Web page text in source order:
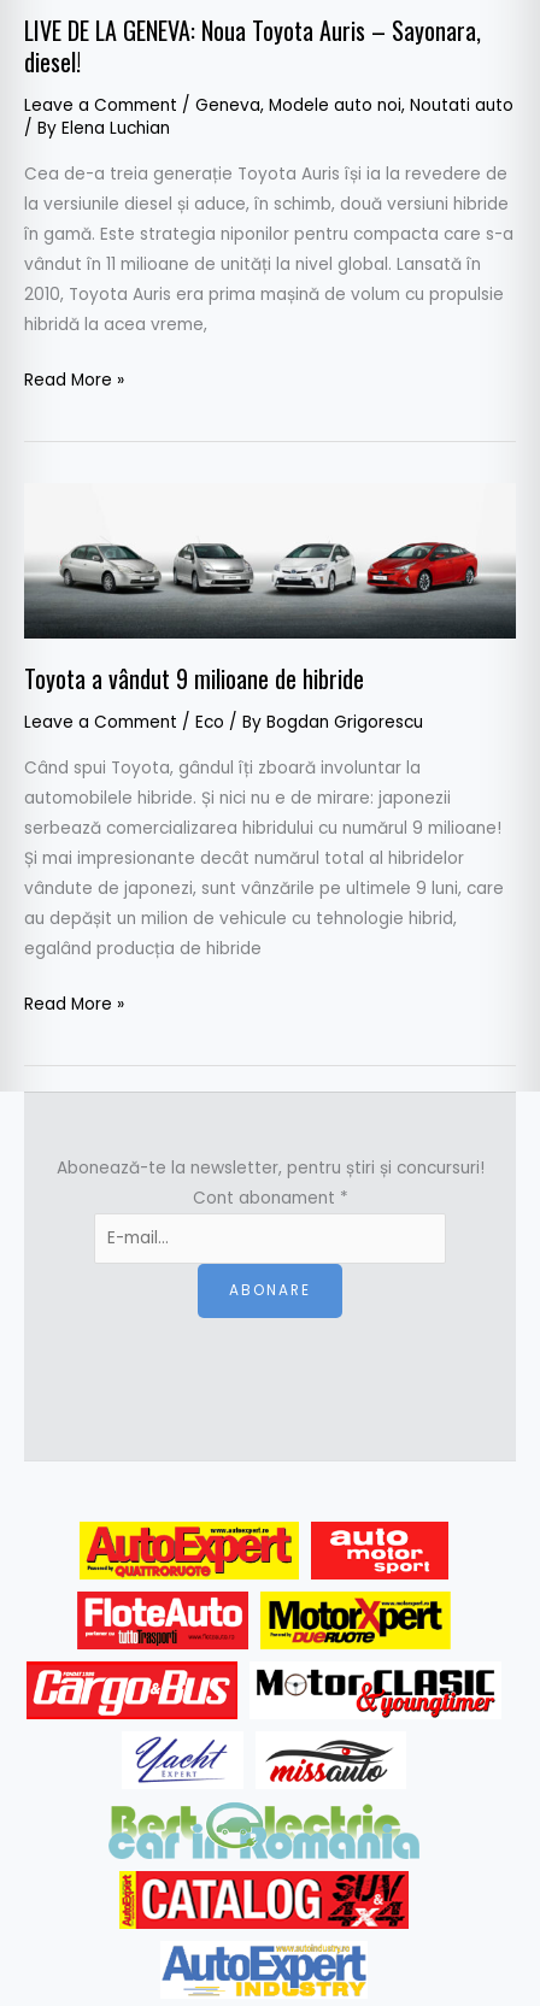
LIVE DE LA GENEVA: Noua Toyota Auris – Sayonara,
diesel!
Leave a Comment / Geneva, Modele auto noi, Noutati auto
/ By Elena Luchian
Cea de-a treia generație Toyota Auris își ia la revedere de
la versiunile diesel și aduce, în schimb, două versiuni hibride
în gamă. Este strategia niponilor pentru compacta care s-a
vândut în 11 milioane de unități la nivel global. Lansată în
2010, Toyota Auris era prima mașină de volum cu propulsie
hibridă la acea vreme,
Read More »
Toyota a vândut 9 milioane de hibride
Leave a Comment / Eco / By Bogdan Grigorescu
Când spui Toyota, gândul îți zboară involuntar la
automobilele hibride. Și nici nu e de mirare: japonezii
serbează comercializarea hibridului cu numărul 9 milioane!
Și mai impresionante decât numărul total al hibridelor
vândute de japonezi, sunt vânzările pe ultimele 9 luni, care
au depășit un milion de vehicule cu tehnologie hibrid,
egalând producția de hibride
vândut
9
milioane
hibride
Read More »
Abonează-te la newsletter, pentru știri și concursuri!
Cont abonament *
ABONARE